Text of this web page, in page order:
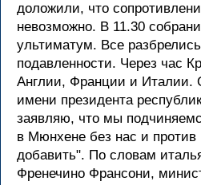
доложили, что
невозможно. В 11.30
ультиматум. Все
подавленности. Чеpез час
Англии, Фpанции и Италии.
имени пpезидента
заявляю, что мы
в Мюнхене без нас и пpотив
добавить". По словам
Фpенечино Фpансони,